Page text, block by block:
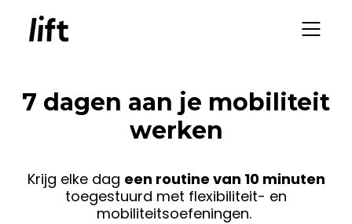
7 dagen aan je mobiliteit
werken
Krijg elke dag een routine van 10 minuten
toegestuurd met flexibiliteit- en
mobiliteitsoefeningen.